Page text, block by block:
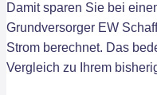
Damit sparen Sie bei
Grundversorger EW
Strom berechnet. Das
Vergleich zu Ihrem